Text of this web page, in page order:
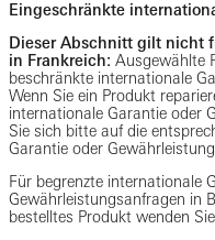
Eingeschränkte
Dieser Abschnitt gilt nicht
in Frankreich: Ausgewählte
beschränkte internationale
Wenn Sie ein Produkt
internationale Garantie oder
Sie sich bitte auf die
Garantie oder
Für begrenzte internationale
Gewährleistungsanfragen in
bestelltes Produkt wenden